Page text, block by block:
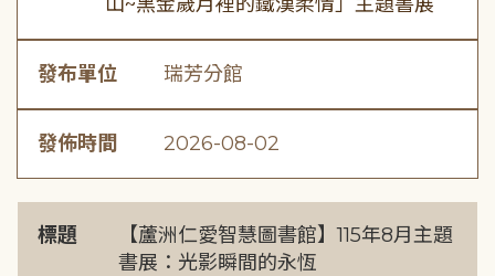
發布單位 瑞芳分館
發佈時間 2026-08-02
標題
【蘆洲仁愛智慧圖書館】115年8月主題
書展：光影瞬間的永恆